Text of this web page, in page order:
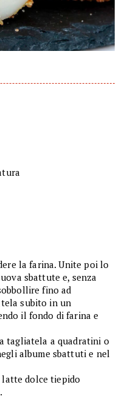
la farina. Unite poi lo
sbattute e, senza
fino ad
subito in un
il fondo di farina e
tagliatela a quadratini o
albume sbattuti e nel
dolce tiepido